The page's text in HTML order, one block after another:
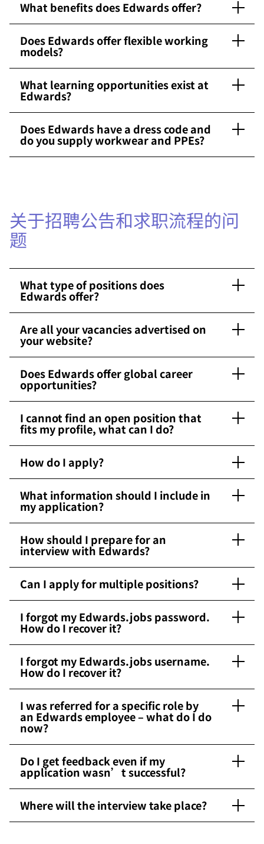
What benefits does Edwards offer?
Does Edwards offer flexible working
models?
What learning opportunities exist at
Edwards?
Does Edwards have a dress code and
do you supply workwear and PPEs?
关于招聘公告和求职流程的问
题
What type of positions does
Edwards offer?
Are all your vacancies advertised on
your website?
Does Edwards offer global career
opportunities?
I cannot find an open position that
fits my profile, what can I do?
How do I apply?
What information should I include in
my application?
How should I prepare for an
interview with Edwards?
Can I apply for multiple positions?
I forgot my Edwards.jobs password.
How do I recover it?
I forgot my Edwards.jobs username.
How do I recover it?
I was referred for a specific role by
an Edwards employee – what do I do
now?
Do I get feedback even if my
application wasn’t successful?
Where will the interview take place?